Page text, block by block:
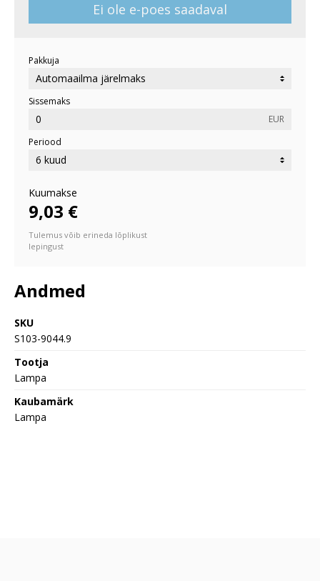
Ei ole e-poes saadaval
Pakkuja
Sissemaks
EUR
Periood
Kuumakse
9,03 €
Tulemus võib erineda lõplikust
lepingust
Andmed
SKU
S103-9044.9
Tootja
Lampa
Kaubamärk
Lampa